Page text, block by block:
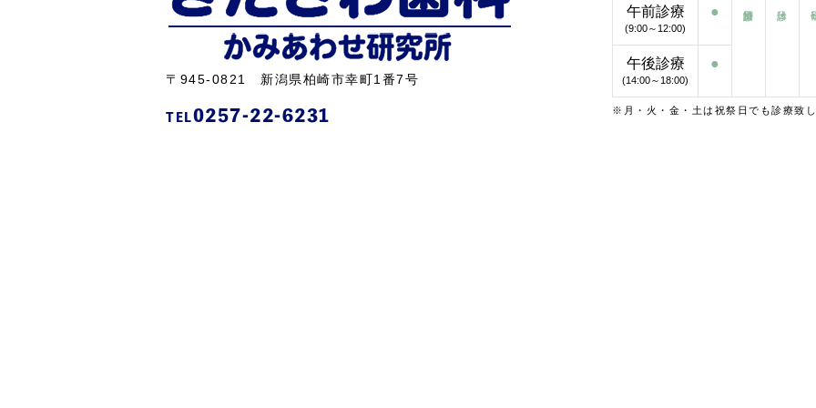
〒945-0821 新潟県柏崎市幸町1番7号
TEL0257-22-6231
午前診療
(9:00～12:00)
●
午後診療
(14:00～18:00)
●
※月・火・金・土は祝祭日でも診療致し